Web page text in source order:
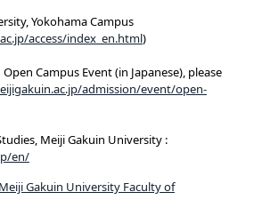
Yokohama Campus
access/index_en.html)
Campus Event (in Japanese), please
admission/event/open-
Meiji Gakuin University :
en/
Gakuin University Faculty of